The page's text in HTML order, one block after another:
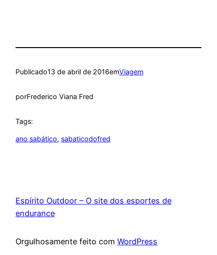
Publicado13 de abril de 2016emViagem
porFrederico Viana Fred
Tags:
ano sabático, sabaticodofred
Espírito Outdoor – O site dos esportes de
endurance
Orgulhosamente feito com WordPress